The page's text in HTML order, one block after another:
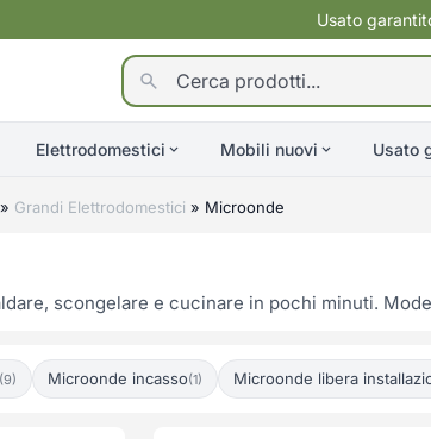
Usato
Elettrodomestici Mobili nuovi Usato
» Grandi Elettrodomestici » Microonde
scongelare e cucinare in pochi minuti.
(9) Microonde incasso(1) Microonde libera